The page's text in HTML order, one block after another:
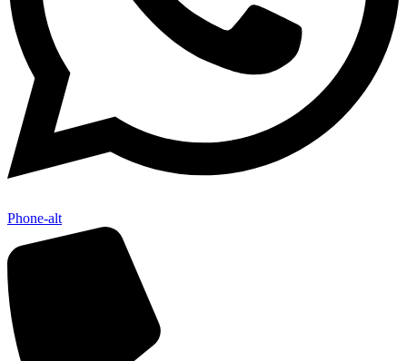
Phone-alt